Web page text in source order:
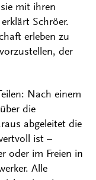
mit ihren
Schröer.
erleben zu
der
Nach einem
die
abgeleitet die
ist –
oder im Freien in
Alle